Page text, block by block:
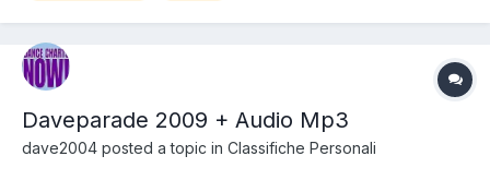
Daveparade 2009 + Audio Mp3
dave2004 posted a topic in Classifiche Personali